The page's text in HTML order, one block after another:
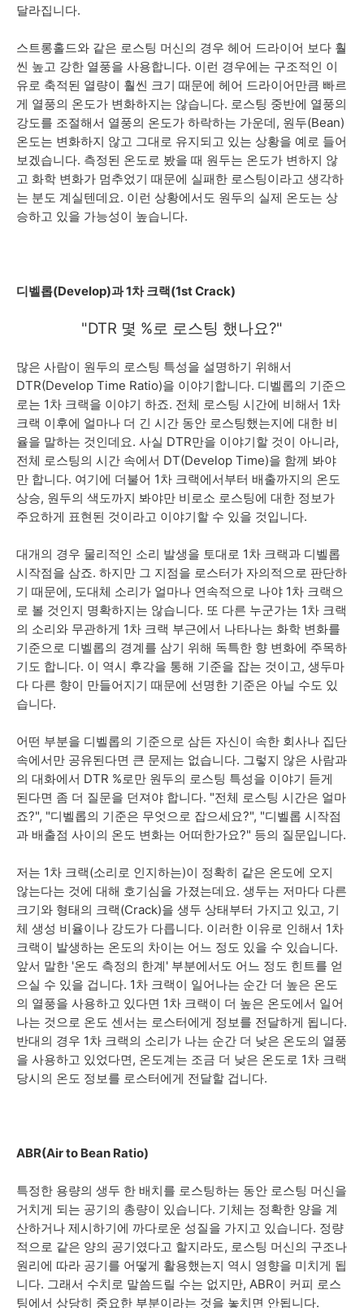
달라집니다.
스트롱홀드와 같은 로스팅 머신의 경우 헤어 드라이어 보다 훨
씬 높고 강한 열풍을 사용합니다. 이런 경우에는 구조적인 이
유로 축적된 열량이 훨씬 크기 때문에 헤어 드라이어만큼 빠르
게 열풍의 온도가 변화하지는 않습니다. 로스팅 중반에 열풍의
강도를 조절해서 열풍의 온도가 하락하는 가운데, 원두(Bean)
온도는 변화하지 않고 그대로 유지되고 있는 상황을 예로 들어
보겠습니다. 측정된 온도로 봤을 때 원두는 온도가 변하지 않
고 화학 변화가 멈추었기 때문에 실패한 로스팅이라고 생각하
는 분도 계실텐데요. 이런 상황에서도 원두의 실제 온도는 상
승하고 있을 가능성이 높습니다.
디벨롭(Develop)과 1차 크랙(1st Crack)
"DTR 몇 %로 로스팅 했나요?"
많은 사람이 원두의 로스팅 특성을 설명하기 위해서
DTR(Develop Time Ratio)을 이야기합니다. 디벨롭의 기준으
로는 1차 크랙을 이야기 하죠. 전체 로스팅 시간에 비해서 1차
크랙 이후에 얼마나 더 긴 시간 동안 로스팅했는지에 대한 비
율을 말하는 것인데요. 사실 DTR만을 이야기할 것이 아니라,
전체 로스팅의 시간 속에서 DT(Develop Time)을 함께 봐야
만 합니다. 여기에 더불어 1차 크랙에서부터 배출까지의 온도
상승, 원두의 색도까지 봐야만 비로소 로스팅에 대한 정보가
주요하게 표현된 것이라고 이야기할 수 있을 것입니다.
대개의 경우 물리적인 소리 발생을 토대로 1차 크랙과 디벨롭
시작점을 삼죠. 하지만 그 지점을 로스터가 자의적으로 판단하
기 때문에, 도대체 소리가 얼마나 연속적으로 나야 1차 크랙으
로 볼 것인지 명확하지는 않습니다. 또 다른 누군가는 1차 크랙
의 소리와 무관하게 1차 크랙 부근에서 나타나는 화학 변화를
기준으로 디벨롭의 경계를 삼기 위해 독특한 향 변화에 주목하
기도 합니다. 이 역시 후각을 통해 기준을 잡는 것이고, 생두마
다 다른 향이 만들어지기 때문에 선명한 기준은 아닐 수도 있
습니다.
어떤 부분을 디벨롭의 기준으로 삼든 자신이 속한 회사나 집단
속에서만 공유된다면 큰 문제는 없습니다. 그렇지 않은 사람과
의 대화에서 DTR %로만 원두의 로스팅 특성을 이야기 듣게
된다면 좀 더 질문을 던져야 합니다. "전체 로스팅 시간은 얼마
죠?", "디벨롭의 기준은 무엇으로 잡으세요?", "디벨롭 시작점
과 배출점 사이의 온도 변화는 어떠한가요?" 등의 질문입니다.
저는 1차 크랙(소리로 인지하는)이 정확히 같은 온도에 오지
않는다는 것에 대해 호기심을 가졌는데요. 생두는 저마다 다른
크기와 형태의 크랙(Crack)을 생두 상태부터 가지고 있고, 기
체 생성 비율이나 강도가 다릅니다. 이러한 이유로 인해서 1차
크랙이 발생하는 온도의 차이는 어느 정도 있을 수 있습니다.
앞서 말한 '온도 측정의 한계' 부분에서도 어느 정도 힌트를 얻
으실 수 있을 겁니다. 1차 크랙이 일어나는 순간 더 높은 온도
의 열풍을 사용하고 있다면 1차 크랙이 더 높은 온도에서 일어
나는 것으로 온도 센서는 로스터에게 정보를 전달하게 됩니다.
반대의 경우 1차 크랙의 소리가 나는 순간 더 낮은 온도의 열풍
을 사용하고 있었다면, 온도계는 조금 더 낮은 온도로 1차 크랙
당시의 온도 정보를 로스터에게 전달할 겁니다.
ABR(Air to Bean Ratio)
특정한 용량의 생두 한 배치를 로스팅하는 동안 로스팅 머신을
거치게 되는 공기의 총량이 있습니다. 기체는 정확한 양을 계
산하거나 제시하기에 까다로운 성질을 가지고 있습니다. 정량
적으로 같은 양의 공기였다고 할지라도, 로스팅 머신의 구조나
원리에 따라 공기를 어떻게 활용했는지 역시 영향을 미치게 됩
니다. 그래서 수치로 말씀드릴 수는 없지만, ABR이 커피 로스
팅에서 상당히 중요한 부분이라는 것을 놓치면 안됩니다.